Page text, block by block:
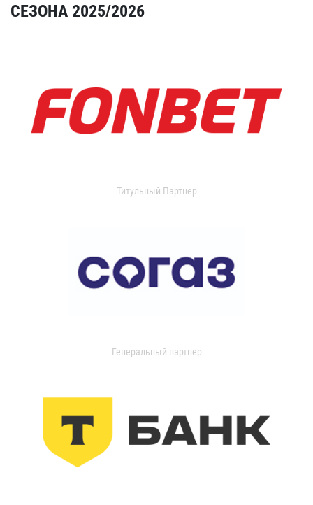
СЕЗОНА 2025/2026
Титульный Партнер
Генеральный партнер